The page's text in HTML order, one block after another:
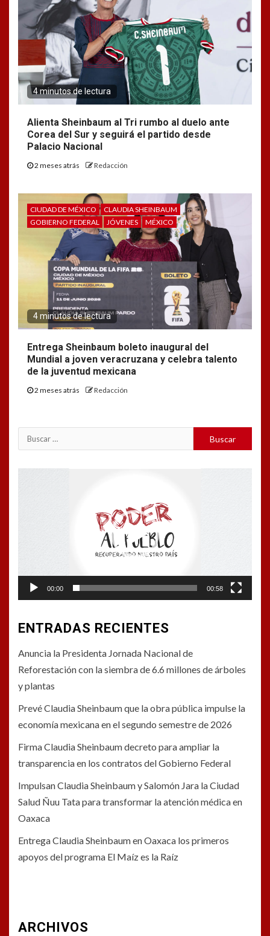
4 minutos de lectura
Alienta Sheinbaum al Tri rumbo al duelo ante
Corea del Sur y seguirá el partido desde
Palacio Nacional
2 meses atrás Redacción
CIUDAD DE MÉXICO
CLAUDIA SHEINBAUM
GOBIERNO FEDERAL
JÓVENES MÉXICO
4 minutos de lectura
Entrega Sheinbaum boleto inaugural del
Mundial a joven veracruzana y celebra talento
de la juventud mexicana
2 meses atrás Redacción
Buscar:
00:00 00:58
ENTRADAS RECIENTES
Anuncia la Presidenta Jornada Nacional de
Reforestación con la siembra de 6.6 millones de árboles
y plantas
Prevé Claudia Sheinbaum que la obra pública impulse la
economía mexicana en el segundo semestre de 2026
Firma Claudia Sheinbaum decreto para ampliar la
transparencia en los contratos del Gobierno Federal
Impulsan Claudia Sheinbaum y Salomón Jara la Ciudad
Salud Ñuu Tata para transformar la atención médica en
Oaxaca
Entrega Claudia Sheinbaum en Oaxaca los primeros
apoyos del programa El Maíz es la Raíz
ARCHIVOS